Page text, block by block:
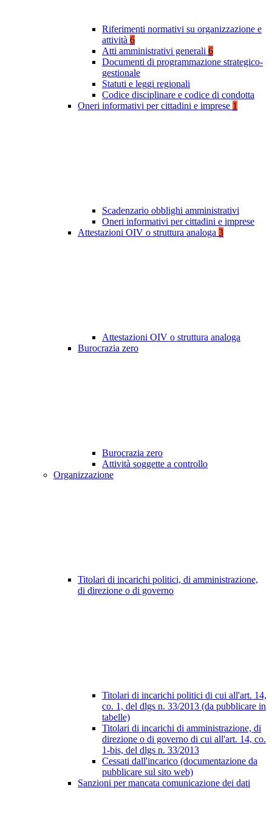
Riferimenti normativi su organizzazione e
attività 6
Atti amministrativi generali 6
Documenti di programmazione strategico-
gestionale
Statuti e leggi regionali
Codice disciplinare e codice di condotta
Oneri informativi per cittadini e imprese 1
Scadenzario obblighi amministrativi
Oneri informativi per cittadini e imprese
Attestazioni OIV o struttura analoga 3
Attestazioni OIV o struttura analoga
Burocrazia zero
Burocrazia zero
Attività soggette a controllo
Organizzazione
Titolari di incarichi politici, di amministrazione,
di direzione o di governo
Titolari di incarichi politici di cui all'art. 14,
co. 1, del dlgs n. 33/2013 (da pubblicare in
tabelle)
Titolari di incarichi di amministrazione, di
direzione o di governo di cui all'art. 14, co.
1-bis, del dlgs n. 33/2013
Cessati dall'incarico (documentazione da
pubblicare sul sito web)
Sanzioni per mancata comunicazione dei dati